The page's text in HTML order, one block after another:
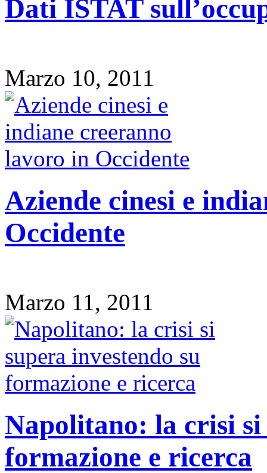
Dati ISTAT
Marzo 10, 2011
Aziende cinesi e
Occidente
Marzo 11, 2011
Napolitano: la crisi si
formazione e ricerca